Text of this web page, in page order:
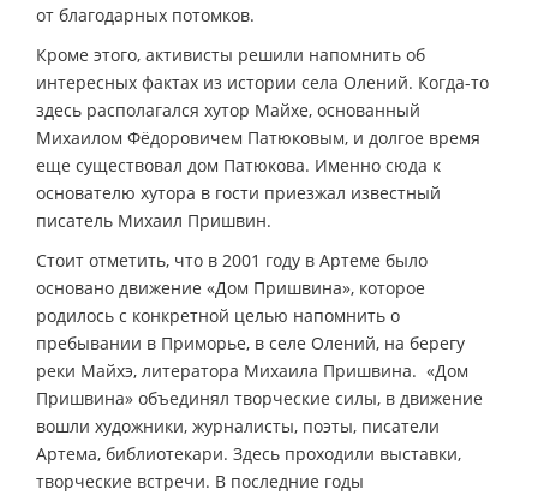
от благодарных потомков.
Кроме этого, активисты решили напомнить об
интересных фактах из истории села Олений. Когда-то
здесь располагался хутор Майхе, основанный
Михаилом Фёдоровичем Патюковым, и долгое время
еще существовал дом Патюкова. Именно сюда к
основателю хутора в гости приезжал известный
писатель Михаил Пришвин.
Стоит отметить, что в 2001 году в Артеме было
основано движение «Дом Пришвина», которое
родилось с конкретной целью напомнить о
пребывании в Приморье, в селе Олений, на берегу
реки Майхэ, литератора Михаила Пришвина. «Дом
Пришвина» объединял творческие силы, в движение
вошли художники, журналисты, поэты, писатели
Артема, библиотекари. Здесь проходили выставки,
творческие встречи. В последние годы